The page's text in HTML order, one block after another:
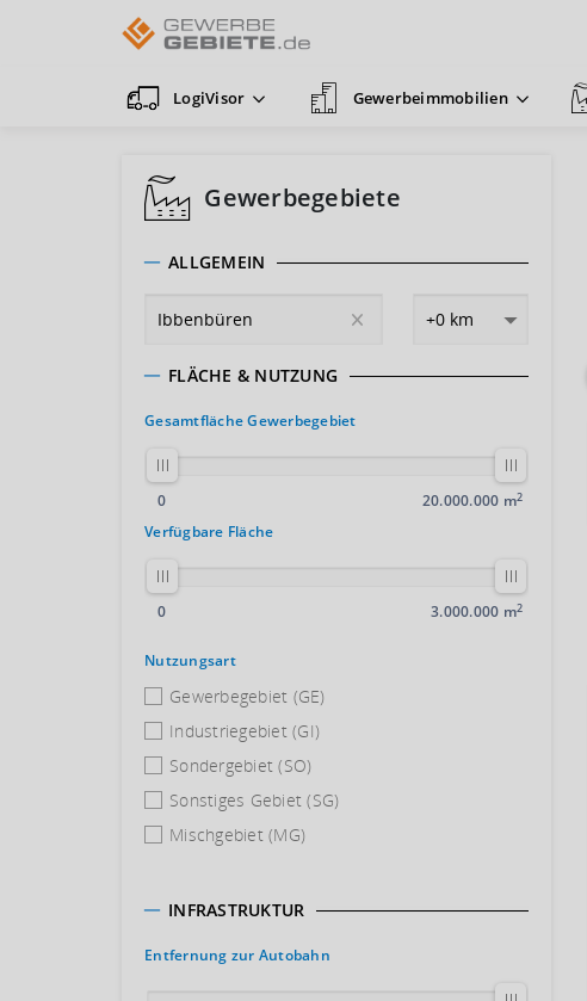
LogiVisor Gewerbeimmobilien
Gewerbegebiete
ALLGEMEIN
FLÄCHE & NUTZUNG
Gesamtfläche Gewerbegebiet
0 20.000.000 m2
Verfügbare Fläche
0 3.000.000 m2
Nutzungsart
Gewerbegebiet (GE)
Industriegebiet (GI)
Sondergebiet (SO)
Sonstiges Gebiet (SG)
Mischgebiet (MG)
INFRASTRUKTUR
Entfernung zur Autobahn